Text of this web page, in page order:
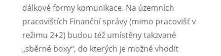
dálkové formy komunikace. Na územních
pracovištích Finanční správy (mimo pracovišť v
režimu 2+2) budou též umístěny takzvané
„sběrné boxy“, do kterých je možné vhodit